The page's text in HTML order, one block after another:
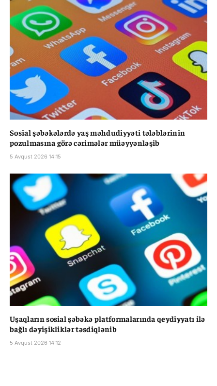
Sosial şəbəkələrdə yaş məhdudiyyəti tələblərinin
pozulmasına görə cərimələr müəyyənləşib
5 Avqust 2026 14:15
Uşaqların sosial şəbəkə platformalarında qeydiyyatı ilə
bağlı dəyişikliklər təsdiqlənib
5 Avqust 2026 14:12